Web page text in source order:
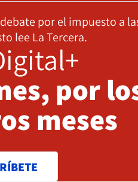
por el impuesto a
lee La Tercera.
por
meses